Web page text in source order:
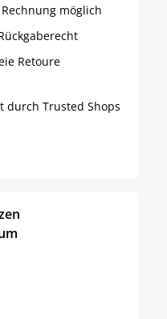
möglich
Retoure
durch Trusted Shops